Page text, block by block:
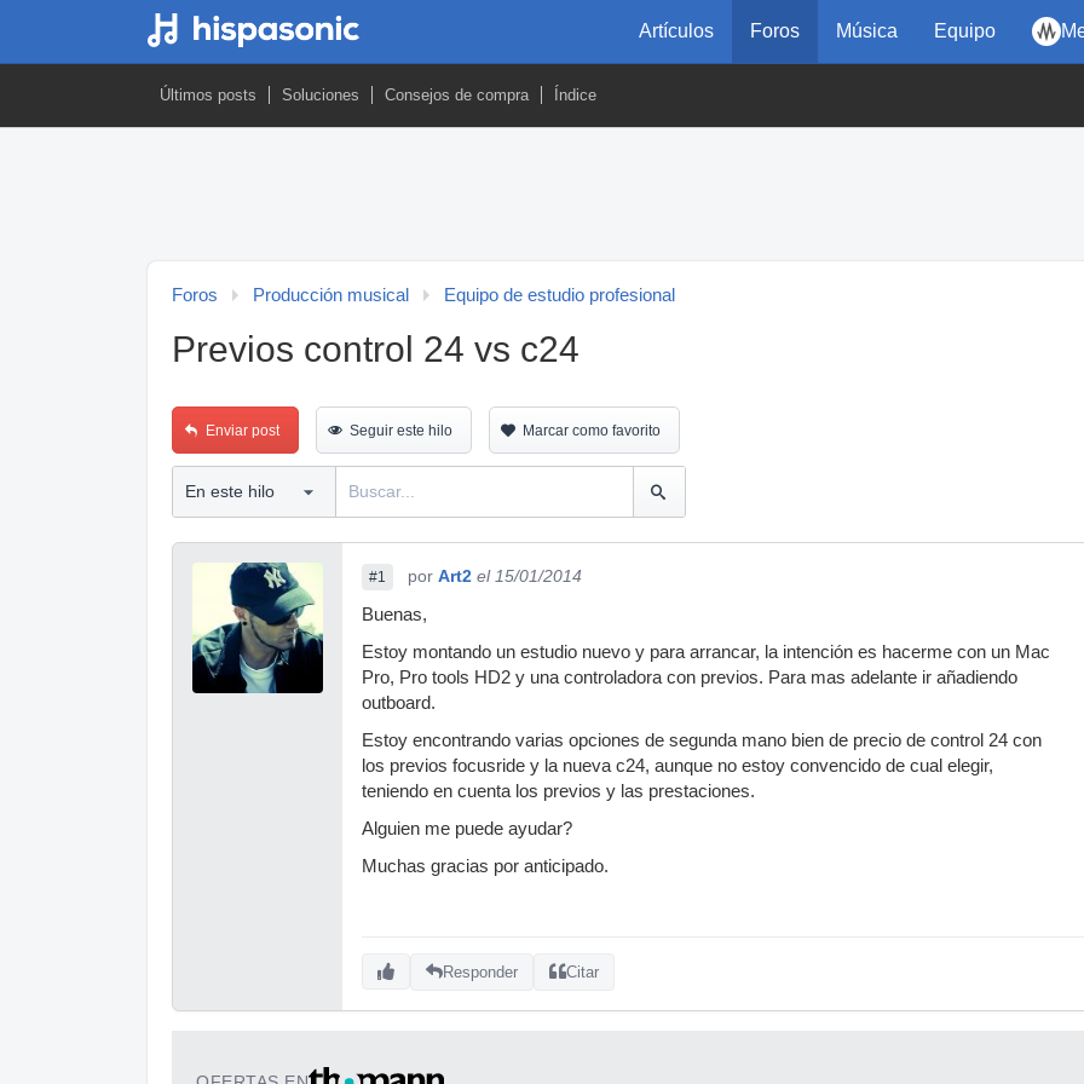
Artículos Foros Música Equipo
Últimos posts Soluciones Consejos de compra Índice
Foros Producción musical Equipo de estudio profesional
Previos control 24 vs c24
Enviar post Seguir este hilo Marcar como favorito
#1 por Art2 el 15/01/2014
Buenas,
Estoy montando un estudio nuevo y para arrancar, la intención es hacerme con un Mac
Pro, Pro tools HD2 y una controladora con previos. Para mas adelante ir añadiendo
outboard.
Estoy encontrando varias opciones de segunda mano bien de precio de control 24 con
los previos focusride y la nueva c24, aunque no estoy convencido de cual elegir,
teniendo en cuenta los previos y las prestaciones.
Alguien me puede ayudar?
Muchas gracias por anticipado.
Responder Citar